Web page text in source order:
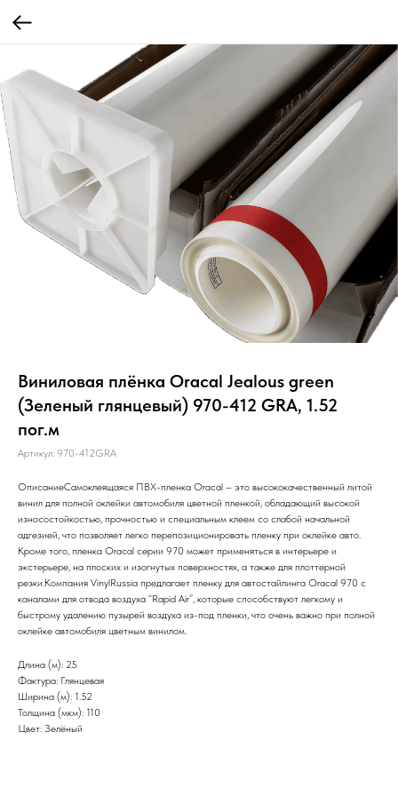
Виниловая плёнка Oracal Jealous green
(Зеленый глянцевый) 970-412 GRA, 1.52
пог.м
Артикул: 970-412GRA
ОписаниеСамоклеящаяся ПВХ-пленка Oracal – это высококачественный литой
винил для полной оклейки автомобиля цветной пленкой, обладающий высокой
износостойкостью, прочностью и специальным клеем со слабой начальной
адгезией, что позволяет легко перепозиционировать пленку при оклейке авто.
Кроме того, пленка Oracal серии 970 может применяться в интерьере и
экстерьере, на плоских и изогнутых поверхностях, а также для плоттерной
резки.Компания VinylRussia предлагает пленку для автостайлинга Oracal 970 c
каналами для отвода воздуха “Rapid Air”, которые способствуют легкому и
быстрому удалению пузырей воздуха из-под пленки, что очень важно при полной
оклейке автомобиля цветным винилом.
Длина (м): 25
Фактура: Глянцевая
Ширина (м): 1.52
Толщина (мкм): 110
Цвет: Зелёный